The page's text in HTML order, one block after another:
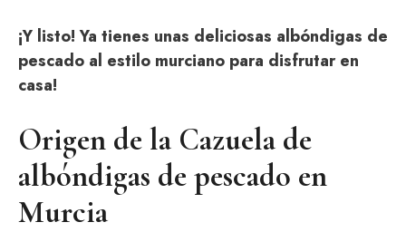
¡Y listo! Ya tienes unas deliciosas albóndigas de
pescado al estilo murciano para disfrutar en
casa!
Origen de la Cazuela de
albóndigas de pescado en
Murcia